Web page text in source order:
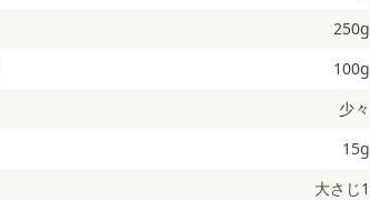
250g
100g
少々
15g
大さじ1